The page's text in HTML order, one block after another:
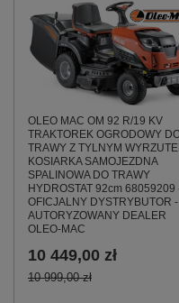
OLEO MAC OM 92 R/19 KV
TRAKTOREK OGRODOWY
TRAWY Z TYLNYM
KOSIARKA SAMOJEZDNA
SPALINOWA DO TRAWY
HYDROSTAT 92cm 68059209
OFICJALNY DYSTRYBUTOR -
AUTORYZOWANY DEALER
OLEO-MAC
10 449,00 zł
10 999,00 zł